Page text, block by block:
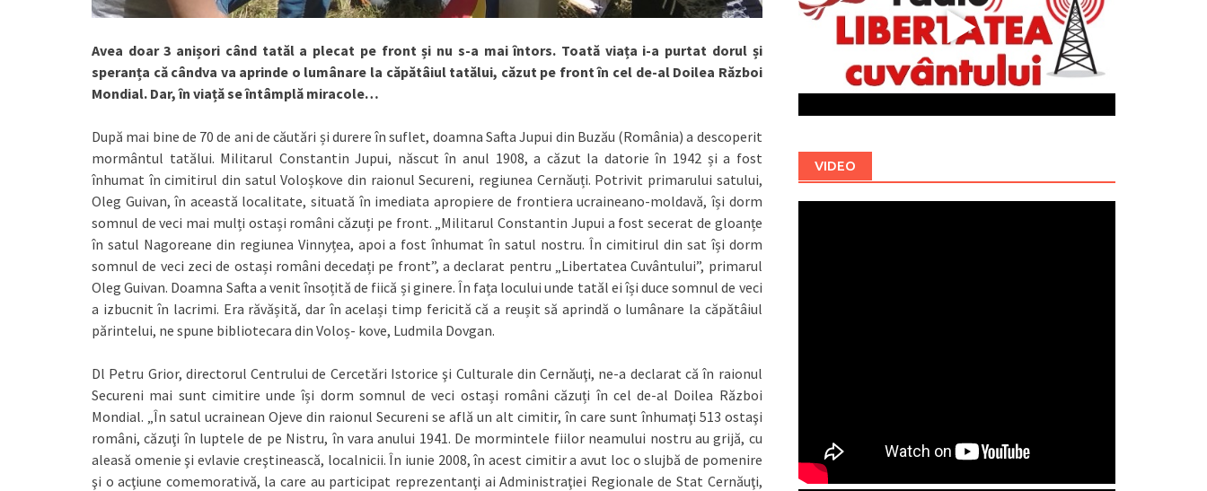
Avea doar 3 anișori când tatăl a plecat pe front și nu s-a mai întors. Toată viața i-a purtat dorul și
speranța că cândva va aprinde o lumânare la căpătâiul tatălui, căzut pe front în cel de-al Doilea Război
Mondial. Dar, în viață se întâmplă miracole…
După mai bine de 70 de ani de căutări și durere în suflet, doamna Safta Jupui din Buzău (România) a descoperit
mormântul tatălui. Militarul Constantin Jupui, născut în anul 1908, a căzut la datorie în 1942 și a fost
înhumat în cimitirul din satul Voloșkove din raionul Secureni, regiunea Cernăuți. Potrivit primarului satului,
Oleg Guivan, în această localitate, situată în imediata apropiere de frontiera ucraineano-moldavă, își dorm
somnul de veci mai mulți ostași români căzuți pe front. „Militarul Constantin Jupui a fost secerat de gloanțe
în satul Nagoreane din regiunea Vinnyțea, apoi a fost înhumat în satul nostru. În cimitirul din sat își dorm
somnul de veci zeci de ostași români decedați pe front”, a declarat pentru „Libertatea Cuvântului”, primarul
Oleg Guivan. Doamna Safta a venit însoțită de fiică și ginere. În fața locului unde tatăl ei își duce somnul de veci
a izbucnit în lacrimi. Era răvășită, dar în același timp fericită că a reușit să aprindă o lumânare la căpătâiul
părintelui, ne spune bibliotecara din Voloș- kove, Ludmila Dovgan.
Dl Petru Grior, directorul Centrului de Cercetări Istorice şi Culturale din Cernăuţi, ne-a declarat că în raionul
Secureni mai sunt cimitire unde își dorm somnul de veci ostași români căzuți în cel de-al Doilea Război
Mondial. „În satul ucrainean Ojeve din raionul Secureni se află un alt cimitir, în care sunt înhumaţi 513 ostaşi
români, căzuţi în luptele de pe Nistru, în vara anului 1941. De mormintele fiilor neamului nostru au grijă, cu
aleasă omenie şi evlavie creştinească, localnicii. În iunie 2008, în acest cimitir a avut loc o slujbă de pomenire
şi o acţiune comemorativă, la care au participat reprezentanţi ai Administraţiei Regionale de Stat Cernăuţi,
VIDEO